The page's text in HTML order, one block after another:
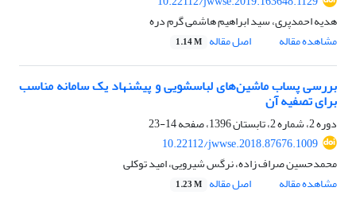
هدیه احمدپری، سید ابراهیم هاشمی گرم دره
مشاهده مقاله
اصل مقاله 1.14 M
بررسی پساب ماشین‌های لباسشویی و پیشنهاد یک سامانه مناسب
برای تصفیه آن
دوره 2، شماره 2، تابستان 1396، صفحه
14-23
10.22112/jwwse.2018.87676.1009
محمدحسین صراف زاده، نرگس شیرویی، امید توکلی
مشاهده مقاله
اصل مقاله 1.23 M